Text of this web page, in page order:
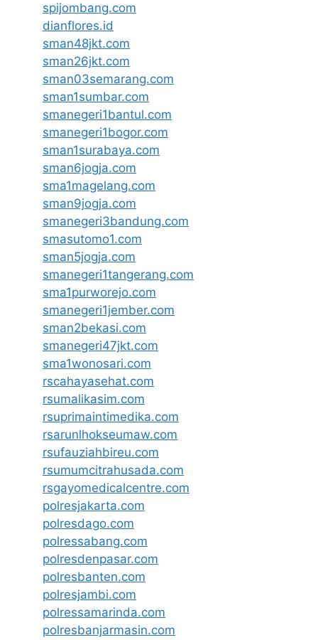
spijombang.com
dianflores.id
sman48jkt.com
sman26jkt.com
sman03semarang.com
sman1sumbar.com
smanegeri1bantul.com
smanegeri1bogor.com
sman1surabaya.com
sman6jogja.com
sma1magelang.com
sman9jogja.com
smanegeri3bandung.com
smasutomo1.com
sman5jogja.com
smanegeri1tangerang.com
sma1purworejo.com
smanegeri1jember.com
sman2bekasi.com
smanegeri47jkt.com
sma1wonosari.com
rscahayasehat.com
rsumalikasim.com
rsuprimaintimedika.com
rsarunlhokseumaw.com
rsufauziahbireu.com
rsumumcitrahusada.com
rsgayomedicalcentre.com
polresjakarta.com
polresdago.com
polressabang.com
polresdenpasar.com
polresbanten.com
polresjambi.com
polressamarinda.com
polresbanjarmasin.com